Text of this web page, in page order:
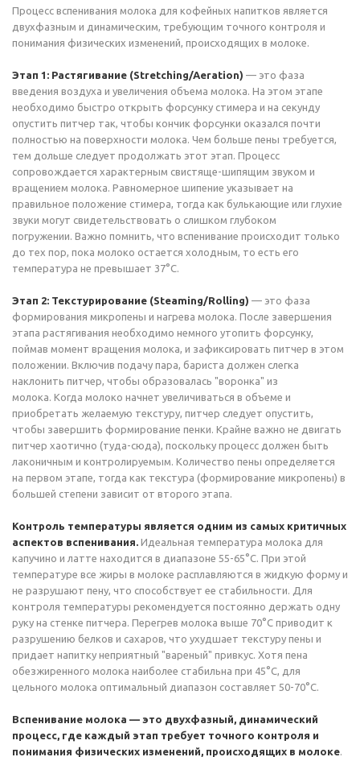
Процесс вспенивания молока для кофейных напитков является
двухфазным и динамическим, требующим точного контроля и
понимания физических изменений, происходящих в молоке.
Этап 1: Растягивание (Stretching/Aeration) — это фаза
введения воздуха и увеличения объема молока. На этом этапе
необходимо быстро открыть форсунку стимера и на секунду
опустить питчер так, чтобы кончик форсунки оказался почти
полностью на поверхности молока. Чем больше пены требуется,
тем дольше следует продолжать этот этап. Процесс
сопровождается характерным свистяще-шипящим звуком и
вращением молока. Равномерное шипение указывает на
правильное положение стимера, тогда как булькающие или глухие
звуки могут свидетельствовать о слишком глубоком
погружении. Важно помнить, что вспенивание происходит только
до тех пор, пока молоко остается холодным, то есть его
температура не превышает 37°C.
Этап 2: Текстурирование (Steaming/Rolling) — это фаза
формирования микропены и нагрева молока. После завершения
этапа растягивания необходимо немного утопить форсунку,
поймав момент вращения молока, и зафиксировать питчер в этом
положении. Включив подачу пара, бариста должен слегка
наклонить питчер, чтобы образовалась "воронка" из
молока. Когда молоко начнет увеличиваться в объеме и
приобретать желаемую текстуру, питчер следует опустить,
чтобы завершить формирование пенки. Крайне важно не двигать
питчер хаотично (туда-сюда), поскольку процесс должен быть
лаконичным и контролируемым. Количество пены определяется
на первом этапе, тогда как текстура (формирование микропены) в
большей степени зависит от второго этапа.
Контроль температуры является одним из самых критичных
аспектов вспенивания. Идеальная температура молока для
капучино и латте находится в диапазоне 55-65°C. При этой
температуре все жиры в молоке расплавляются в жидкую форму и
не разрушают пену, что способствует ее стабильности. Для
контроля температуры рекомендуется постоянно держать одну
руку на стенке питчера. Перегрев молока выше 70°C приводит к
разрушению белков и сахаров, что ухудшает текстуру пены и
придает напитку неприятный "вареный" привкус. Хотя пена
обезжиренного молока наиболее стабильна при 45°C, для
цельного молока оптимальный диапазон составляет 50-70°C.
Вспенивание молока — это двухфазный, динамический
процесс, где каждый этап требует точного контроля и
понимания физических изменений, происходящих в молоке